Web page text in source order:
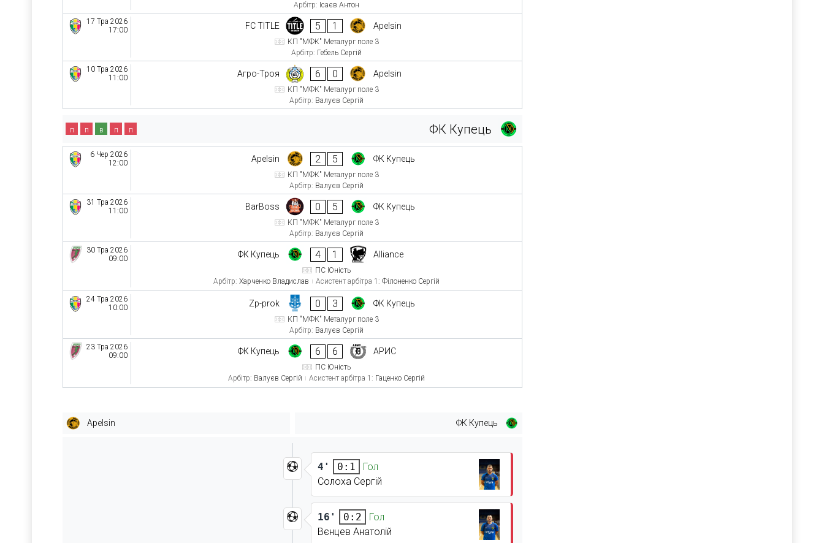
Арбітр: Ісаєв Антон
17 Тра 2026
17:00
FC TITLE 5 1 Apelsin
КП "МФК" Металург поле 3
Арбітр: Гебель Сергій
10 Тра 2026
11:00
Агро-Троя 6 0 Apelsin
КП "МФК" Металург поле 3
Арбітр: Валуєв Сергій
ФК Купець
п п в п п
6 Чер 2026
12:00
Apelsin 2 5 ФК Купець
КП "МФК" Металург поле 3
Арбітр: Валуєв Сергій
31 Тра 2026
11:00
BarBoss 0 5 ФК Купець
КП "МФК" Металург поле 3
Арбітр: Валуєв Сергій
30 Тра 2026
09:00
ФК Купець 4 1 Alliance
ПС Юність
Арбітр: Харченко Владислав Асистент арбітра 1: Філоненко Сергій
24 Тра 2026
10:00
Zp-prok 0 3 ФК Купець
КП "МФК" Металург поле 3
Арбітр: Валуєв Сергій
23 Тра 2026
09:00
ФК Купець 6 6 АРИС
ПС Юність
Арбітр: Валуєв Сергій Асистент арбітра 1: Гаценко Сергій
Apelsin ФК Купець
4' 0:1
Гол
Солоха Сергій
16' 0:2
Гол
Вєнцев Анатолій